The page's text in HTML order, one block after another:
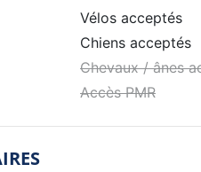
Vélos acceptés
Chiens acceptés
Chevaux / ânes
Accès PMR